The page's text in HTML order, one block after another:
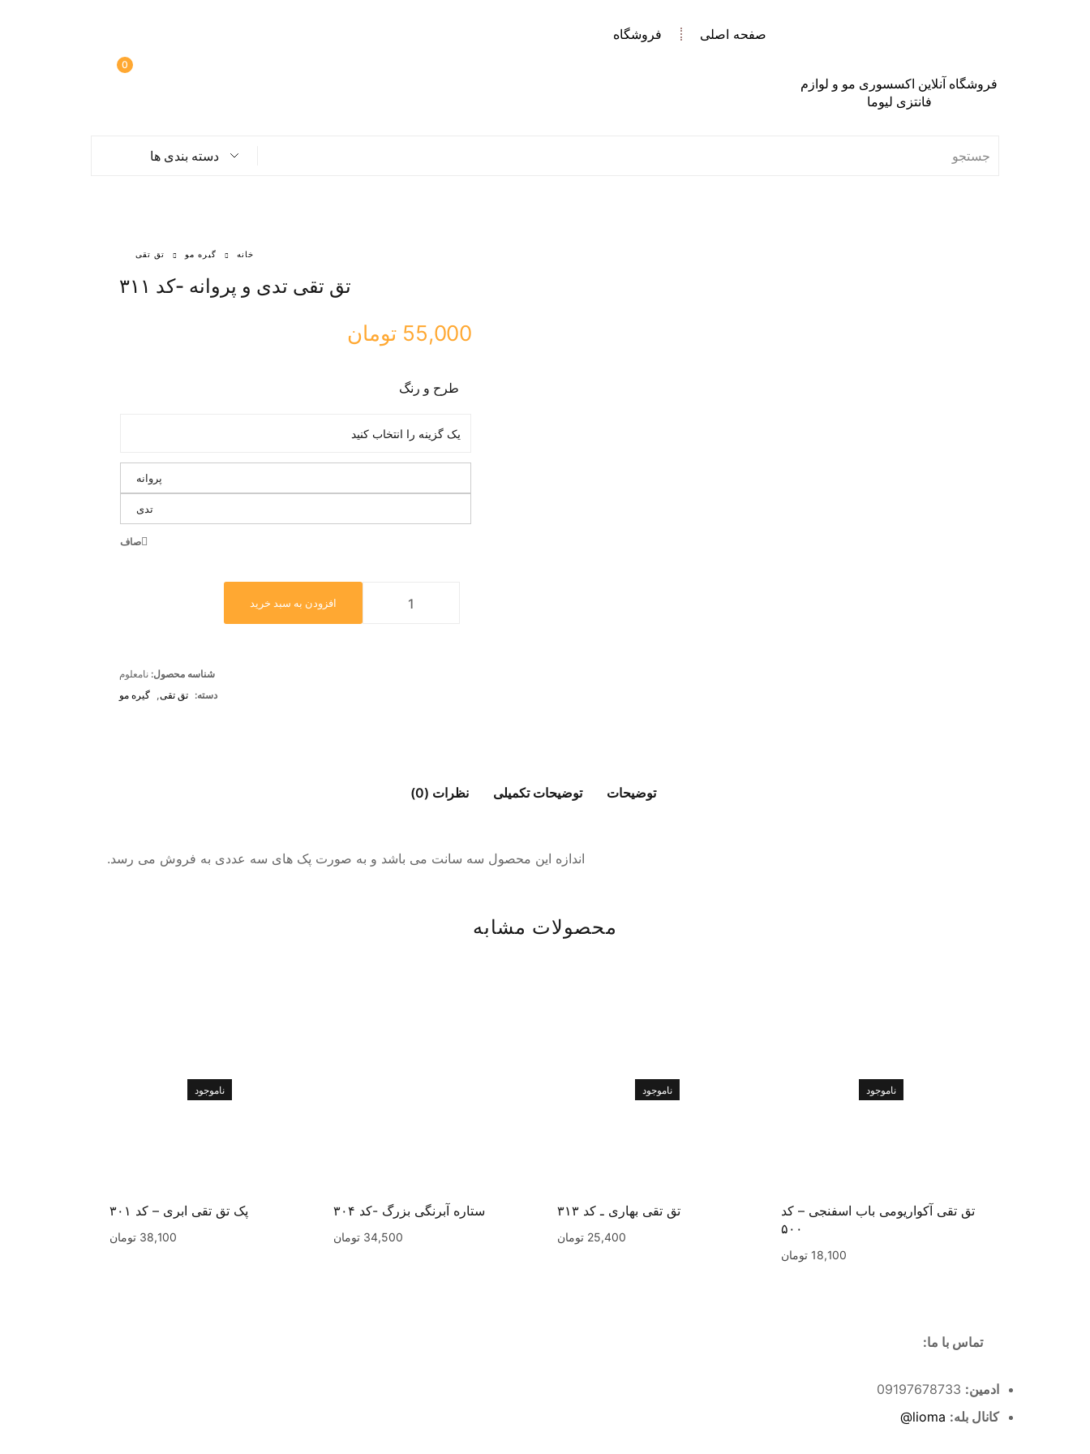
فروشگاه آنلاین اکسسوری مو و لوازم
فانتزی لیوما
صفحه اصلی فروشگاه
0
دسته بندی ها
خانه گیره مو تق تقی
تق تقی تدی و پروانه -کد ۳۱۱
55,000 تومان
طرح و رنگ
پروانه
تدی
صاف
افزودن به سبد خرید
شناسه محصول: نامعلوم
دسته: تق تقی گیره مو
توضیحات توضیحات تکمیلی نظرات (0)
اندازه این محصول سه سانت می باشد و به صورت پک های سه عددی به فروش می رسد.
محصولات مشابه
ناموجود
تق تقی آکواریومی باب اسفنجی – کد
۵۰۰
18,100 تومان
ناموجود
تق تقی بهاری ـ کد ۳۱۳
25,400 تومان
ستاره آبرنگی بزرگ -کد ۳۰۴
34,500 تومان
ناموجود
پک تق تقی ابری – کد ۳۰۱
38,100 تومان
تماس با ما:
ادمین:
کانال بله: lioma@